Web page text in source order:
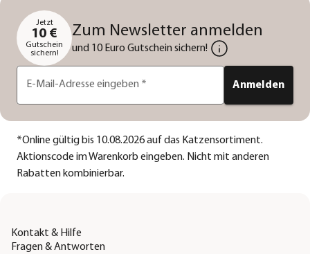
Jetzt
10 €
Gutschein
sichern!
Zum Newsletter anmelden
und 10 Euro Gutschein sichern!
E-Mail-Adresse eingeben * Anmelden
*Online gültig bis 10.08.2026 auf das Katzensortiment.
Aktionscode im Warenkorb eingeben. Nicht mit anderen
Rabatten kombinierbar.
Kontakt & Hilfe
Fragen & Antworten